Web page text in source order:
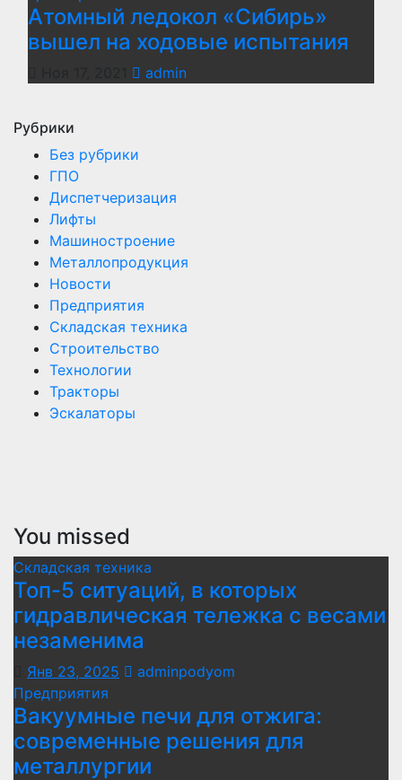
Атомный ледокол «Сибирь»
вышел на ходовые испытания
admin
Рубрики
Без рубрики
ГПО
Диспетчеризация
Лифты
Машиностроение
Металлопродукция
Новости
Предприятия
Складская техника
Строительство
Технологии
Тракторы
Эскалаторы
You missed
Складская техника
Топ-5 ситуаций, в которых
гидравлическая тележка с весами
незаменима
Янв 23, 2025
adminpodyom
Предприятия
Вакуумные печи для отжига:
современные решения для
металлургии